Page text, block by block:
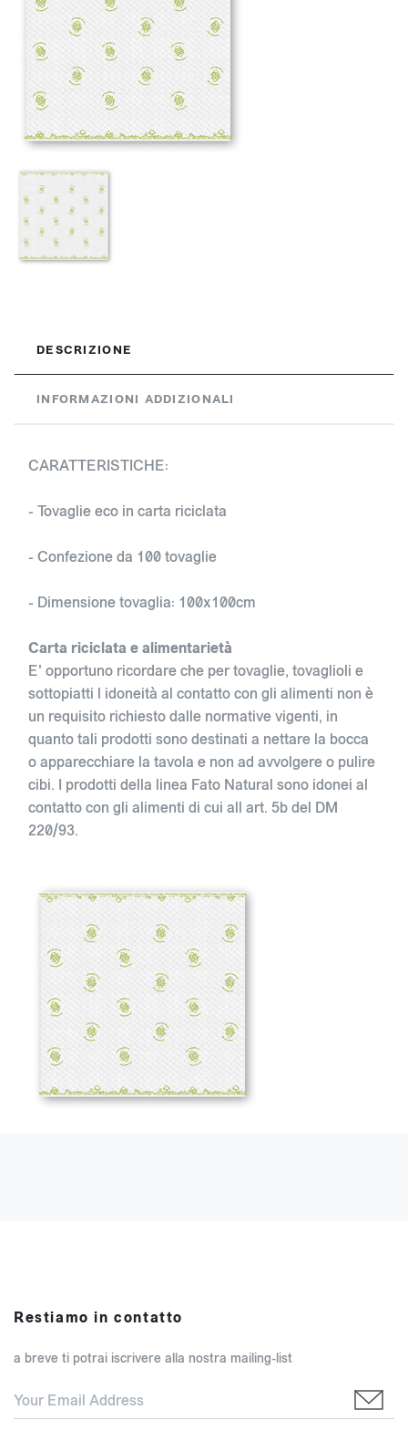
DESCRIZIONE
INFORMAZIONI ADDIZIONALI
CARATTERISTICHE:
- Tovaglie eco in carta riciclata
- Confezione da 100 tovaglie
- Dimensione tovaglia: 100x100cm
Carta riciclata e alimentarietà
E' opportuno ricordare che per tovaglie, tovaglioli e
sottopiatti l idoneità al contatto con gli alimenti non è
un requisito richiesto dalle normative vigenti, in
quanto tali prodotti sono destinati a nettare la bocca
o apparecchiare la tavola e non ad avvolgere o pulire
cibi. I prodotti della linea Fato Natural sono idonei al
contatto con gli alimenti di cui all art. 5b del DM
220/93.
Restiamo in contatto
a breve ti potrai iscrivere alla nostra mailing-list